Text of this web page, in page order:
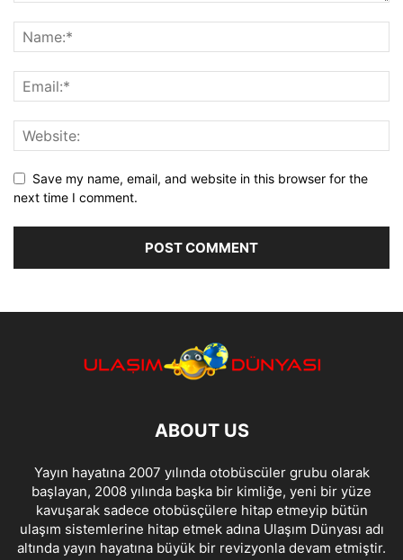
Save my name, email, and website in this browser for the
next time I comment.
ABOUT US
Yayın hayatına 2007 yılında otobüscüler grubu olarak
başlayan, 2008 yılında başka bir kimliğe, yeni bir yüze
kavuşarak sadece otobüsçülere hitap etmeyip bütün
ulaşım sistemlerine hitap etmek adına Ulaşım Dünyası adı
altında yayın hayatına büyük bir revizyonla devam etmiştir.